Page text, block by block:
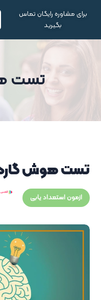
برای مشاوره رایگان تماس
بگیرید
تست
تست هوش
ازمون استعداد یابی